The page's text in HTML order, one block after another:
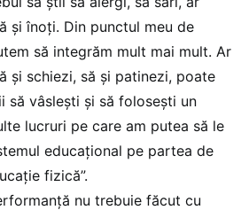
și înoți. Din punctul meu de
să integrăm mult mai mult. Ar
și schiezi, să și patinezi, poate
să vâslești și să folosești un
lucruri pe care am putea să le
educațional pe partea de
fizică”.
nu trebuie făcut cu